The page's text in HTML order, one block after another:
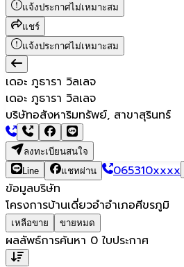
แจ้งประกาศไม่เหมาะสม
แชร์
แจ้งประกาศไม่เหมาะสม
เดอะ ภูธารา วิลเลจ
เดอะ ภูธารา วิลเลจ
บริษัทอสังหาริมทรัพย์, สาขาสุรินทร์
ลงทะเบียนสนใจ
Line
แชทผ่าน 065310xxxx
ข้อมูลบริษัท
โครงการบ้านเดี่ยวอำอำเภอศีขรภูมิ
เหลือขาย ขายหมด
ผลลัพธ์การค้นหา 0 ใบประกาศ